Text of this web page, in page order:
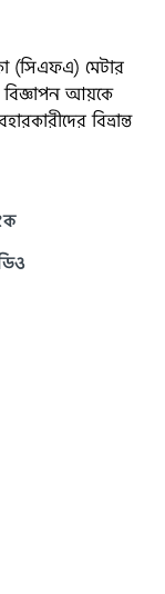
(সিএফএ) মেটার
বিজ্ঞাপন আয়কে
বিভ্রান্ত